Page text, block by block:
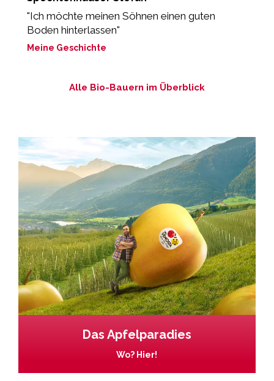
"Ich möchte meinen Söhnen einen guten
Boden hinterlassen"
Meine Geschichte
Alle Bio-Bauern im Überblick
Das Apfelparadies
Wo? Hier!